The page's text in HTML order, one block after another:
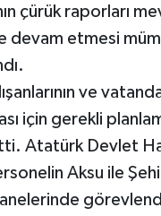
çürük raporları
devam etmesi
ve
için gerekli
Atatürk Devlet
Aksu ile